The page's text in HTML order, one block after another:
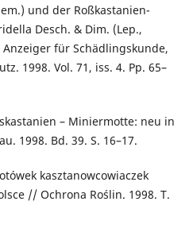
und der Roßkastanien-
Desch. & Dim. (Lep.,
für Schädlingskunde,
1998. Vol. 71, iss. 4. Pp. 65–
– Miniermotte: neu in
1998. Bd. 39. S. 16–17.
kasztanowcowiaczek
// Ochrona Roślin. 1998. Т.